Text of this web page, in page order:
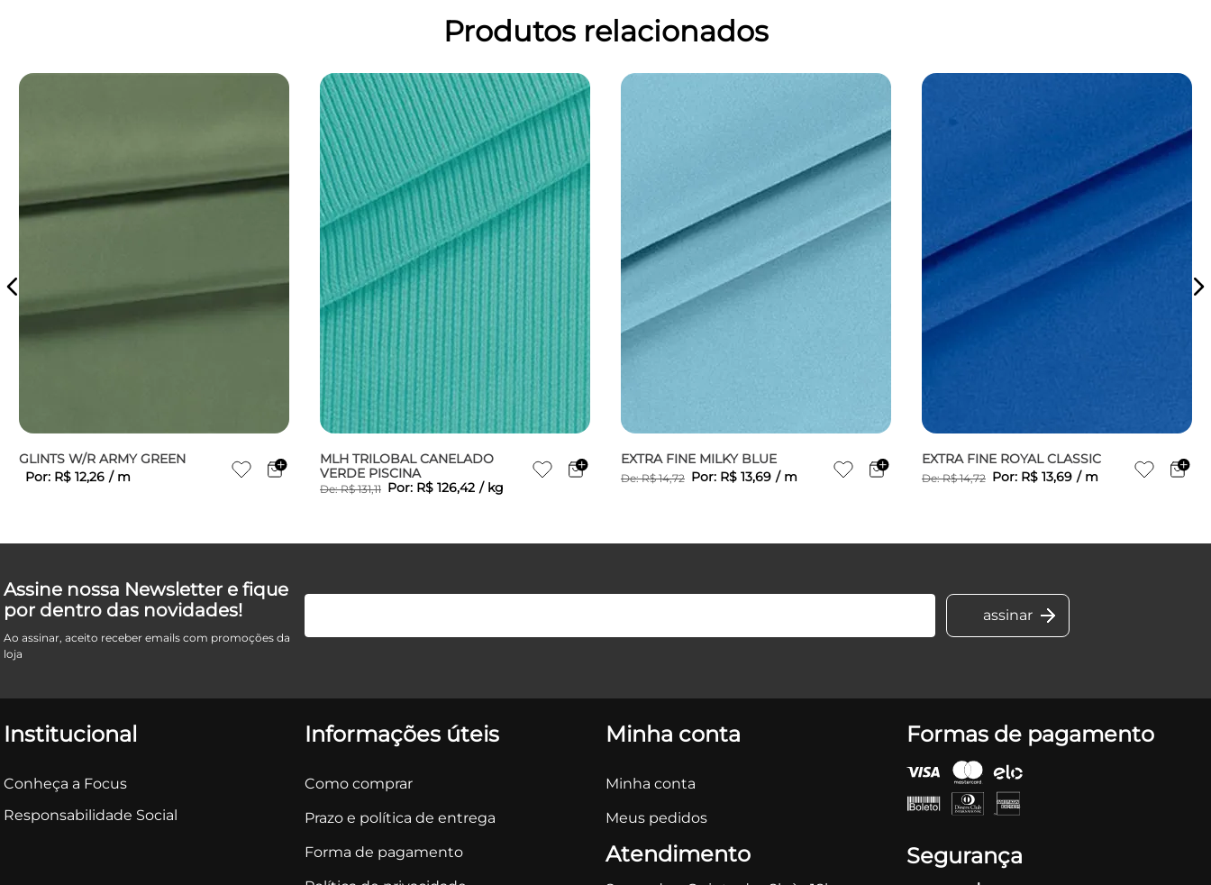
Produtos relacionados
GLINTS W/R ARMY GREEN
Por: R$ 12,26 / m
MLH TRILOBAL CANELADO
VERDE PISCINA
De:R$ 131,11 Por: R$ 126,42 / kg
EXTRA FINE MILKY BLUE
De:R$ 14,72 Por: R$ 13,69 / m
EXTRA FINE ROYAL CLASSIC
De:R$ 14,72 Por: R$ 13,69 / m
Assine nossa Newsletter e fique
por dentro das novidades!
Ao assinar, aceito receber emails com promoções da
loja
Institucional
Conheça a Focus
Responsabilidade Social
Informações úteis
Como comprar
Prazo e política de entrega
Forma de pagamento
Minha conta
Minha conta
Meus pedidos
Atendimento
Formas de pagamento
Segurança